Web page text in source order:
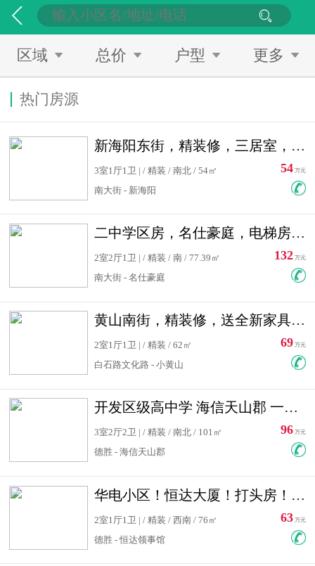
区域 总价 户型 更多
热门房源
新海阳东街，精装修，三居室，南北通透，拎包入住，单价低
3室1厅1卫 | / 精装 / 南北 / 54㎡
南大街 - 新海阳
54 万元
二中学区房，名仕豪庭，电梯房，双南卧室，单价低，急售
2室2厅1卫 | / 精装 / 南 / 77.39㎡
南大街 - 名仕豪庭
132 万元
黄山南街，精装修，送全新家具，看房有钥匙，实用面积大
2室1厅1卫 | / 精装 / 62㎡
白石路文化路 - 小黄山
69 万元
开发区级高中学 海信天山郡 一手合同没有税！ 送车位
3室2厅2卫 | / 精装 / 南北 / 101㎡
德胜 - 海信天山郡
96 万元
华电小区！恒达大厦！打头房！精装修！可低首付！随时看房！
2室1厅1卫 | / 精装 / 西南 / 76㎡
德胜 - 恒达领事馆
63 万元